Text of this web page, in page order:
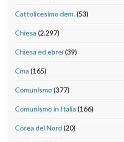
Cattolicesimo dem.(53)
Chiesa (2.297)
Chiesa ed ebrei(39)
Cina (165)
Comunismo (377)
Comunismo in Italia (166)
Corea del Nord (20)